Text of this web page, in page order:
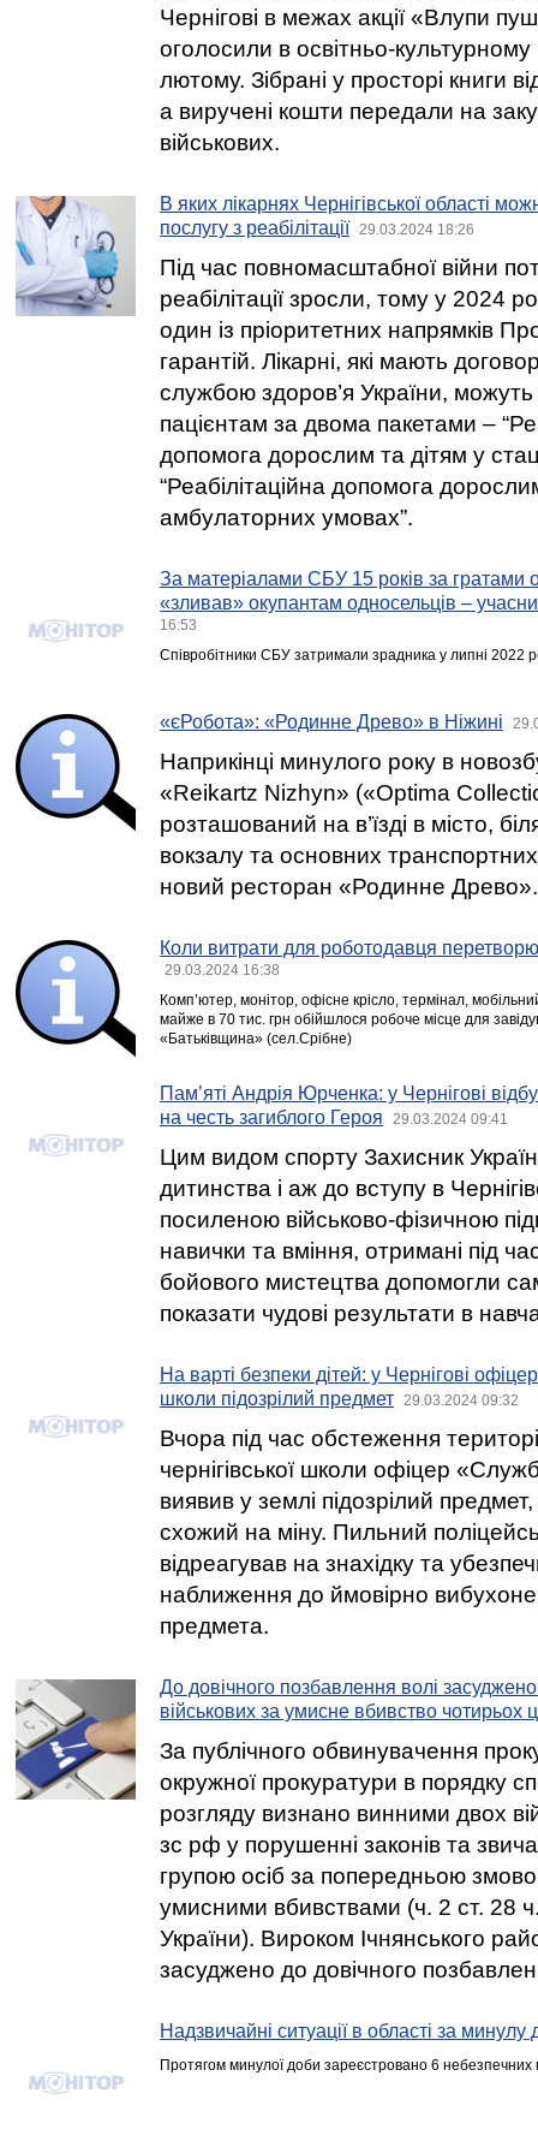
Чернігові в межах акції «Влупи
оголосили в освітньо-
лютому. Зібрані у просторі книги
а виручені кошти передали на
військових.
В яких лікарнях Чернігівської області
послугу з реабілітації
29.03.2024 18:26
Під час повномасштабної війни
реабілітації зросли, тому у 2024
один із пріоритетних напрямків
гарантій. Лікарні, які мають
службою здоров’я України,
пацієнтам за двома пакетами –
допомога дорослим та дітям у
“Реабілітаційна допомога
амбулаторних умовах”.
За матеріалами СБУ 15 років за гратами
«зливав» окупантам односельців –
16:53
Співробітники СБУ затримали зрадника у липні 2022
«єРобота»: «Родинне Древо» в Ніжині
Наприкінці минулого року в
«Reikartz Nizhyn» («Optima
розташований на в’їзді в місто,
вокзалу та основних транспортних
новий ресторан «Родинне Древо».
Коли витрати для роботодавця
29.03.2024 16:38
Комп’ютер, монітор, офісне крісло, термінал,
майже в 70 тис. грн обійшлося робоче місце для
«Батьківщина» (сел.Срібне)
Пам’яті Андрія Юрченка: у Чернігові
на честь загиблого Героя
29.03.2024 09:41
Цим видом спорту Захисник
дитинства і аж до вступу в
посиленою військово-фізичною
навички та вміння, отримані під
бойового мистецтва допомогли
показати чудові результати в
На варті безпеки дітей: у Чернігові
школи підозрілий предмет
29.03.2024 09:32
Вчора під час обстеження
чернігівської школи офіцер
виявив у землі підозрілий
схожий на міну. Пильний
відреагував на знахідку та
наближення до ймовірно
предмета.
До довічного позбавлення волі
військових за умисне вбивство чотирьох
За публічного обвинувачення
окружної прокуратури в порядку
розгляду визнано винними двох
зс рф у порушенні законів та
групою осіб за попередньою
умисними вбивствами (ч. 2 ст. 28
України). Вироком Ічнянського
засуджено до довічного
Надзвичайні ситуації в області за минулу
Протягом минулої доби зареєстровано 6